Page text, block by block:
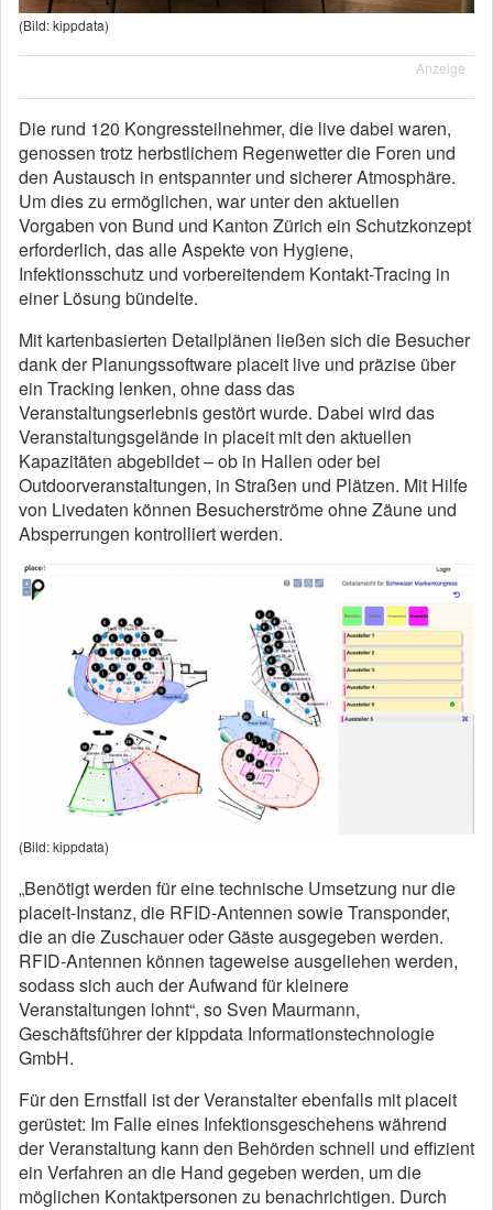
(Bild: kippdata)
Anzeige
Die rund 120 Kongressteilnehmer, die live dabei waren,
genossen trotz herbstlichem Regenwetter die Foren und
den Austausch in entspannter und sicherer Atmosphäre.
Um dies zu ermöglichen, war unter den aktuellen
Vorgaben von Bund und Kanton Zürich ein Schutzkonzept
erforderlich, das alle Aspekte von Hygiene,
Infektionsschutz und vorbereitendem Kontakt-Tracing in
einer Lösung bündelte.
Mit kartenbasierten Detailplänen ließen sich die Besucher
dank der Planungssoftware placeit live und präzise über
ein Tracking lenken, ohne dass das
Veranstaltungserlebnis gestört wurde. Dabei wird das
Veranstaltungsgelände in placeit mit den aktuellen
Kapazitäten abgebildet – ob in Hallen oder bei
Outdoorveranstaltungen, in Straßen und Plätzen. Mit Hilfe
von Livedaten können Besucherströme ohne Zäune und
Absperrungen kontrolliert werden.
(Bild: kippdata)
„Benötigt werden für eine technische Umsetzung nur die
placeit-Instanz, die RFID-Antennen sowie Transponder,
die an die Zuschauer oder Gäste ausgegeben werden.
RFID-Antennen können tageweise ausgeliehen werden,
sodass sich auch der Aufwand für kleinere
Veranstaltungen lohnt“, so Sven Maurmann,
Geschäftsführer der kippdata Informationstechnologie
GmbH.
Für den Ernstfall ist der Veranstalter ebenfalls mit placeit
gerüstet: Im Falle eines Infektionsgeschehens während
der Veranstaltung kann den Behörden schnell und effizient
ein Verfahren an die Hand gegeben werden, um die
möglichen Kontaktpersonen zu benachrichtigen. Durch